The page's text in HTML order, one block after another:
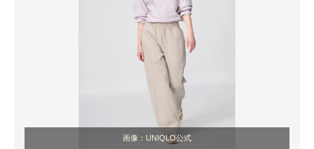
画像：UNIQLO公式